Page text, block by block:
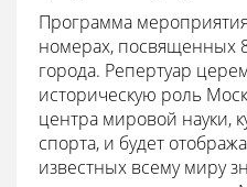
Программа
номерах, посвященных
города. Репертуар
историческую роль
центра мировой науки,
спорта, и будет
известных всему миру